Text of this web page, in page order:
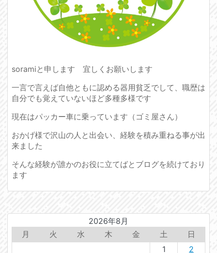
soramiと申します 宜しくお願いします
一言で言えば自他ともに認める器用貧乏でして、職歴は
自分でも覚えていないほど多種多様です
現在はパッカー車に乗っています（ゴミ屋さん）
おかげ様で沢山の人と出会い、経験を積み重ねる事が出
来ました
そんな経験が誰かのお役に立てばとブログを続けており
ます
2026年8月
月
火 水 木 金 土
日
1
2